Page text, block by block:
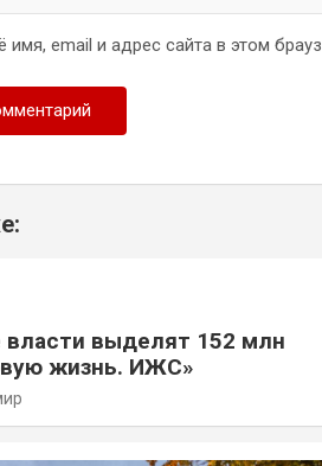
имя, email и адрес сайта в этом
власти выделят 152 млн
жизнь. ИЖС»